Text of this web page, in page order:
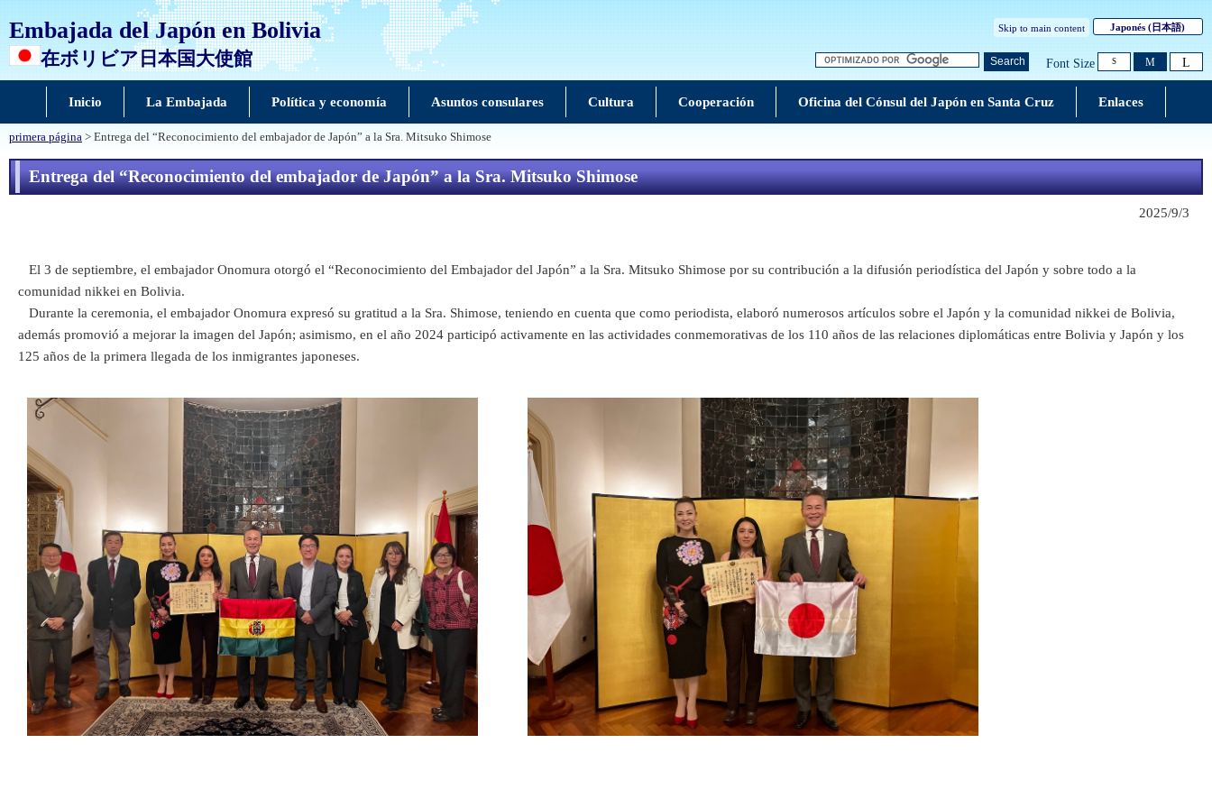
Embajada del Japón en Bolivia
在ボリビア日本国大使館
Skip to main content Japonés(日本語)
Search Font Size S M L
Inicio La Embajada Política y economía Asuntos consulares Cultura Cooperación Oficina del Cónsul del Japón en Santa Cruz Enlaces
primera página > Entrega del “Reconocimiento del embajador de Japón” a la Sra. Mitsuko Shimose
Entrega del “Reconocimiento del embajador de Japón” a la Sra. Mitsuko Shimose
2025/9/3
El 3 de septiembre, el embajador Onomura otorgó el “Reconocimiento del Embajador del Japón” a la Sra. Mitsuko Shimose por su contribución a la difusión periodística del Japón y sobre todo a la
comunidad nikkei en Bolivia.
Durante la ceremonia, el embajador Onomura expresó su gratitud a la Sra. Shimose, teniendo en cuenta que como periodista, elaboró numerosos artículos sobre el Japón y la comunidad nikkei de Bolivia,
además promovió a mejorar la imagen del Japón; asimismo, en el año 2024 participó activamente en las actividades conmemorativas de los 110 años de las relaciones diplomáticas entre Bolivia y Japón y los
125 años de la primera llegada de los inmigrantes japoneses.